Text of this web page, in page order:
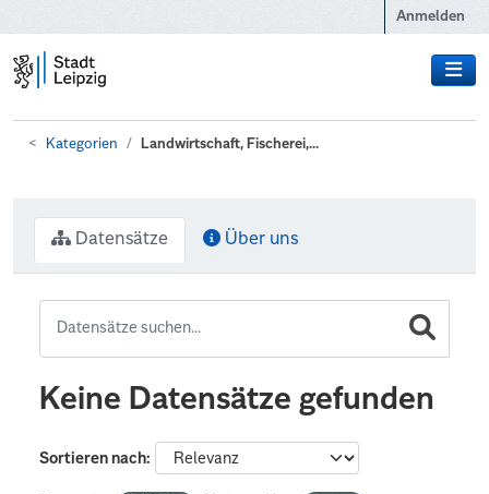
Anmelden
Kategorien Landwirtschaft, Fischerei,...
Datensätze Über uns
Keine Datensätze gefunden
Sortieren nach